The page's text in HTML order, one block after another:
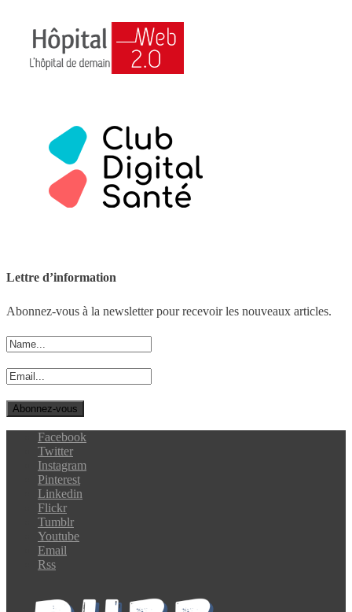
Lettre d’information
Abonnez-vous à la newsletter pour recevoir les nouveaux articles.
Facebook
Twitter
Instagram
Pinterest
Linkedin
Flickr
Tumblr
Youtube
Email
Rss